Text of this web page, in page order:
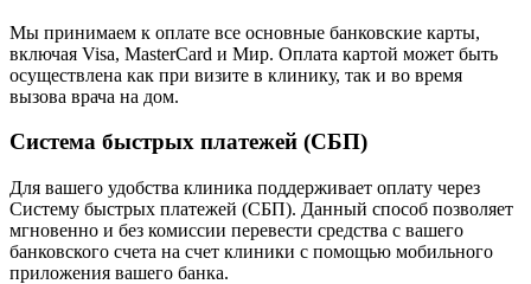
Мы принимаем к оплате все основные банковские карты,
включая Visa, MasterCard и Мир. Оплата картой может быть
осуществлена как при визите в клинику, так и во время
вызова врача на дом.
Система быстрых платежей (СБП)
Для вашего удобства клиника поддерживает оплату через
Систему быстрых платежей (СБП). Данный способ позволяет
мгновенно и без комиссии перевести средства с вашего
банковского счета на счет клиники с помощью мобильного
приложения вашего банка.